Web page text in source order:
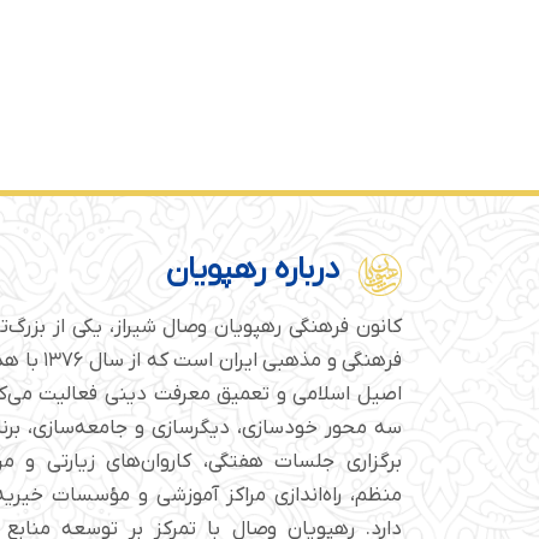
درباره رهپویان
کانون فرهنگی رهپویان وصال شیراز، یکی از
فرهنگی و
اصیل اسلامی و تعمیق معرفت دینی فعالیت
سه محور خودسازی، دیگرسازی و جامعه‌سازی،
برگزاری جلسات هفتگی، کاروان‌های زیارتی و
منظم، راه‌اندازی مراکز آموزشی و مؤسسات
دارد. رهپویان وصال با تمرکز بر توسعه منابع